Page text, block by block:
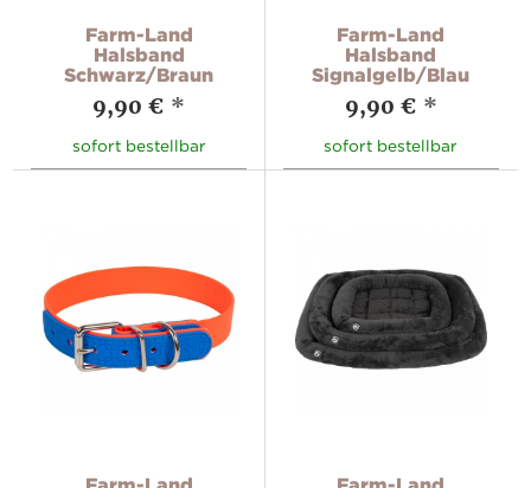
Farm-Land
Halsband
Schwarz/Braun
9,90 € *
sofort bestellbar
Farm-Land
Halsband
Signalgelb/Blau
9,90 € *
sofort bestellbar